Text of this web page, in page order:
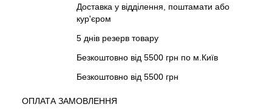
Доставка у відділення, поштамати або
кур'єром
5 днів резерв товару
Безкоштовно від 5500 грн по м.Київ
Безкоштовно від 5500 грн
ОПЛАТА ЗАМОВЛЕННЯ